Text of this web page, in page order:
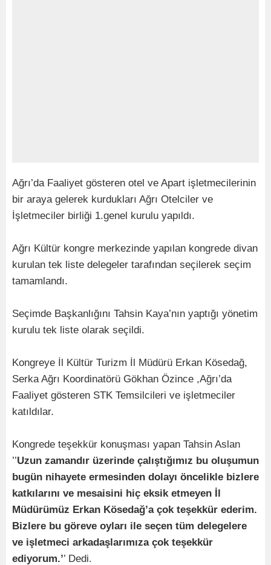
Ağrı’da Faaliyet gösteren otel ve Apart işletmecilerinin
bir araya gelerek kurdukları Ağrı Otelciler ve
İşletmeciler birliği 1.genel kurulu yapıldı.
Ağrı Kültür kongre merkezinde yapılan kongrede divan
kurulan tek liste delegeler tarafından seçilerek seçim
tamamlandı.
Seçimde Başkanlığını Tahsin Kaya’nın yaptığı yönetim
kurulu tek liste olarak seçildi.
Kongreye İl Kültür Turizm İl Müdürü Erkan Kösedağ,
Serka Ağrı Koordinatörü Gökhan Özince ,Ağrı’da
Faaliyet gösteren STK Temsilcileri ve işletmeciler
katıldılar.
Kongrede teşekkür konuşması yapan Tahsin Aslan
’’Uzun zamandır üzerinde çalıştığımız bu oluşumun
bugün nihayete ermesinden dolayı öncelikle bizlere
katkılarını ve mesaisini hiç eksik etmeyen İl
Müdürümüz Erkan Kösedağ’a çok teşekkür ederim.
Bizlere bu göreve oyları ile seçen tüm delegelere
ve işletmeci arkadaşlarımıza çok teşekkür
ediyorum.’’ Dedi.